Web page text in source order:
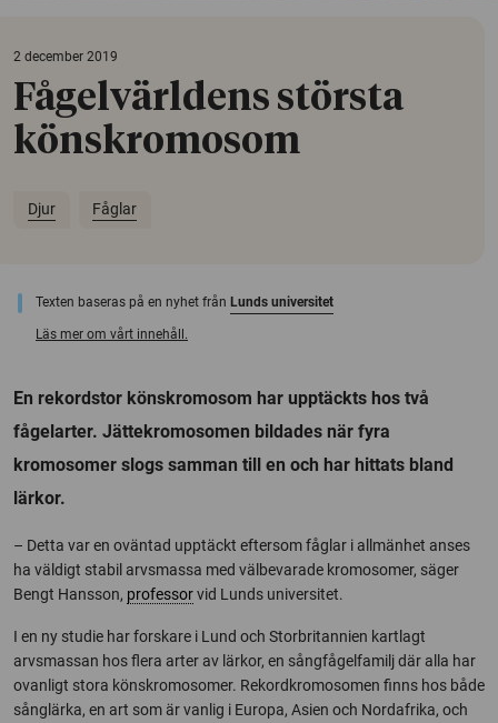
2 december 2019
Fågelvärldens största
könskromosom
Djur Fåglar
Texten baseras på en nyhet från Lunds universitet
Läs mer om vårt innehåll.
En rekordstor könskromosom har upptäckts hos två
fågelarter. Jättekromosomen bildades när fyra
kromosomer slogs samman till en och har hittats bland
lärkor.
– Detta var en oväntad upptäckt eftersom fåglar i allmänhet anses
ha väldigt stabil arvsmassa med välbevarade kromosomer, säger
Bengt Hansson, professorvid Lunds universitet.
I en ny studie har forskare i Lund och Storbritannien kartlagt
arvsmassan hos flera arter av lärkor, en sångfågelfamilj där alla har
ovanligt stora könskromosomer. Rekordkromosomen finns hos både
sånglärka, en art som är vanlig i Europa, Asien och Nordafrika, och